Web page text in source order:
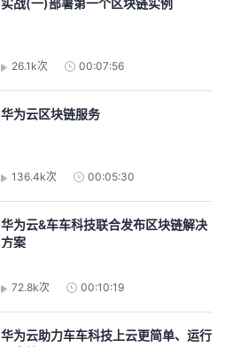
实战(一)部署第一个区块链实例
26.1k次 00:07:56
华为云区块链服务
136.4k次 00:05:30
华为云&车车科技联合发布区块链解决
方案
72.8k次 00:10:19
华为云助力车车科技上云更简单、运行